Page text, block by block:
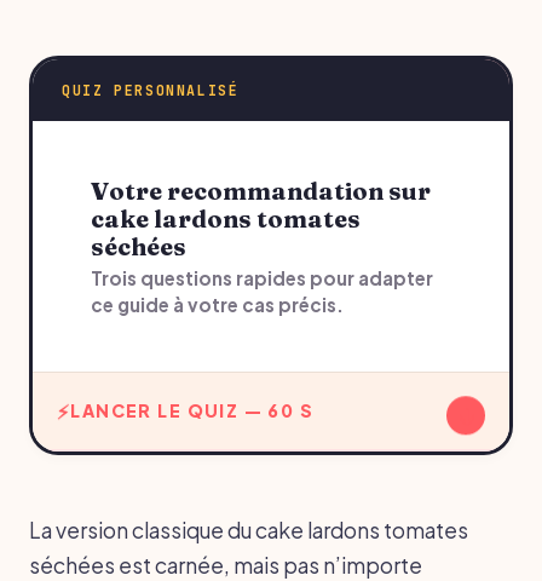
QUIZ PERSONNALISÉ
Votre recommandation sur
cake lardons tomates
séchées
Trois questions rapides pour adapter
ce guide à votre cas précis.
LANCER LE QUIZ — 60 S
La version classique du cake lardons tomates
séchées est carnée, mais pas n’importe